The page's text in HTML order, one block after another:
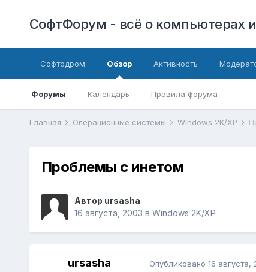
СофтФорум - всё о компьютерах и
Софтодром Обзор
Форумы Календарь Правила форума
Активность
Главная Операционные системы Windows 2K/XP
Проблемы с инетом
Автор ursasha
16 августа, 2003 в Windows 2K/XP
ursasha Опубликовано 16 августа,